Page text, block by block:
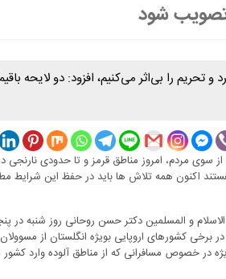
تصویب شود
را بی‌اثر می‌کنیم، افزود: دو لایحه
سوی مردم، امروز مناطق قرمز و تا حدودی نارنجی
اکنون همه تلاش ها باید در حفظ این شرایط
و المسلمین دکتر حسن روحانی روز شنبه در
برخی کشورهای اروپایی بویژه انگلستان از
در خصوص مسافرانی که از مناطق آلوده وارد